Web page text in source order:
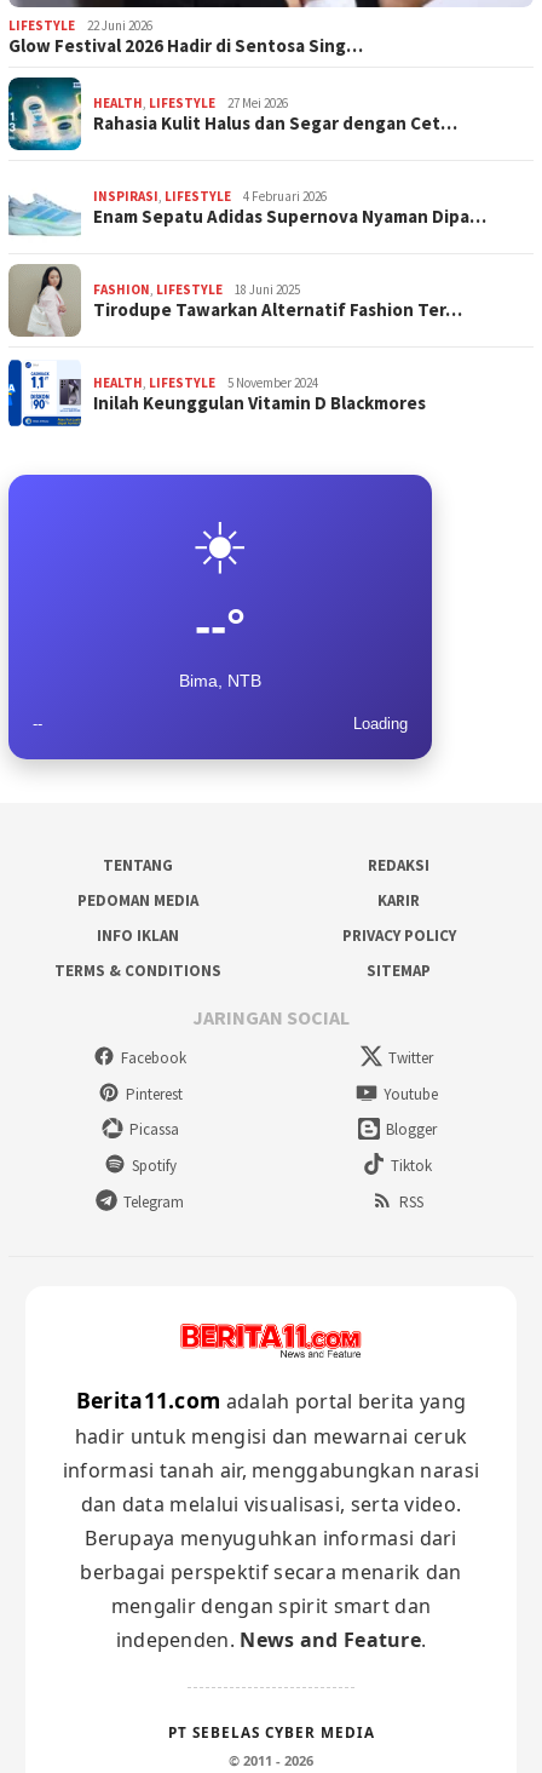
LIFESTYLE 22 Juni 2026
Glow Festival 2026 Hadir di Sentosa Sing…
HEALTH LIFESTYLE 27 Mei 2026
Rahasia Kulit Halus dan Segar dengan Cet…
INSPIRASI LIFESTYLE 4 Februari 2026
Enam Sepatu Adidas Supernova Nyaman Dipa…
FASHION LIFESTYLE 18 Juni 2025
Tirodupe Tawarkan Alternatif Fashion Ter…
HEALTH LIFESTYLE 5 November 2024
Inilah Keunggulan Vitamin D Blackmores
☀️
--°
Bima, NTB
-- Loading
TENTANG
REDAKSI
PEDOMAN MEDIA
KARIR
INFO IKLAN
PRIVACY POLICY
TERMS & CONDITIONS
SITEMAP
JARINGAN SOCIAL
Facebook
Twitter
Pinterest
Youtube
Picassa
Blogger
Spotify
Tiktok
Telegram
RSS
Berita11.com adalah portal berita yang
hadir untuk mengisi dan mewarnai ceruk
informasi tanah air, menggabungkan narasi
dan data melalui visualisasi, serta video.
Berupaya menyuguhkan informasi dari
berbagai perspektif secara menarik dan
mengalir dengan spirit smart dan
independen. News and Feature.
PT SEBELAS CYBER MEDIA
© 2011 - 2026